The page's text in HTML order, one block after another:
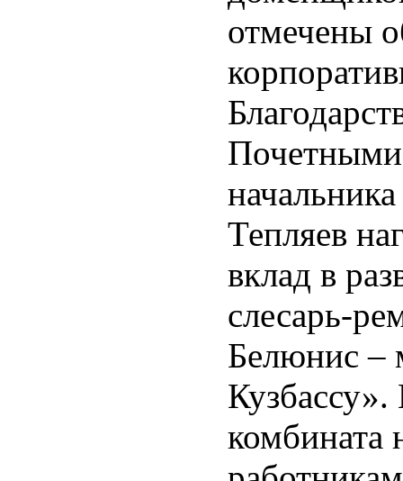
отмечены
Почетными
Тепляев
вклад в
слесарь-
Белюнис –
Кузбассу».
комбината